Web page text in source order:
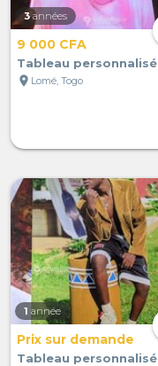
3 années
9 000 CFA
Tableau personnalisé
location_on Lomé, Togo
1 année
Prix sur demande
Tableau personnalisé